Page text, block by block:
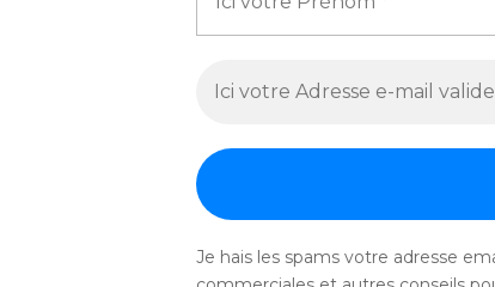
Je hais les spams votre adresse